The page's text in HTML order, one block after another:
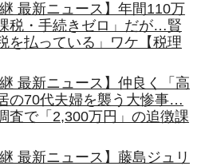
最新ニュース】年間110万
税・手続きゼロ」だが…賢
を払っている」ワケ【税理
最新ニュース】仲良く「高
の70代夫婦を襲う大惨事…
査で「2,300万円」の追徴課
最新ニュース】藤島ジュリ